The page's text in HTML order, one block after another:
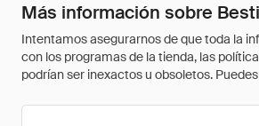
Más información sobre
Intentamos asegurarnos de que toda la
con los programas de la tienda, las
podrían ser inexactos u obsoletos.